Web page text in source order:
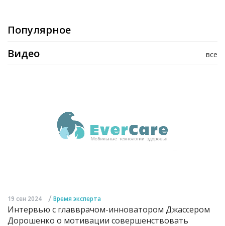
Популярное
все
Видео
19 сен 2024 / Время эксперта
Интервью с главврачом-инноватором Джассером
Дорошенко о мотивации совершенствовать